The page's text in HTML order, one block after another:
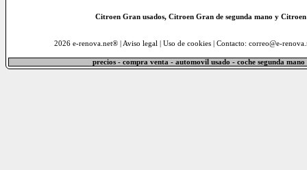
Citroen Gran usados, Citroen Gran de segunda mano y
2026 e-renova.net® | Aviso legal Uso de cookies| Contacto: correo@e-
precios - compra venta - automovil usado - coche segunda mano